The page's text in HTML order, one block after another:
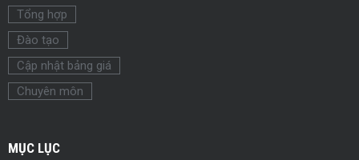
Tổng hợp
Đào tạo
Cập nhật bảng giá
Chuyên môn
MỤC LỤC